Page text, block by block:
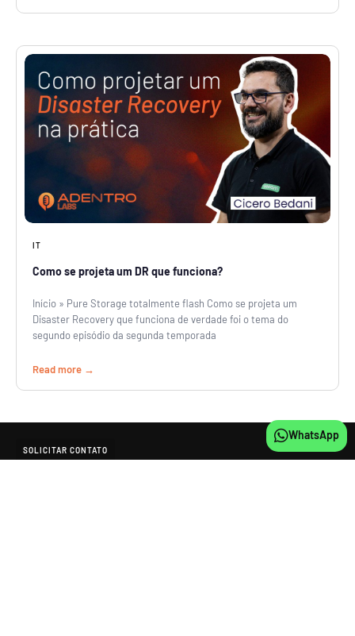
IT
Como se projeta um DR que funciona?
Início » Pure Storage totalmente flash Como se projeta um
Disaster Recovery que funciona de verdade foi o tema do
segundo episódio da segunda temporada
Read more
SOLICITAR CONTATO
WhatsApp